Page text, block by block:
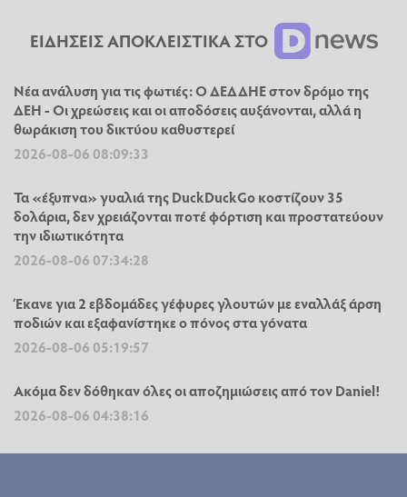
ΕΙΔΗΣΕΙΣ ΑΠΟΚΛΕΙΣΤΙΚΑ ΣΤΟ
Νέα ανάλυση για τις φωτιές: Ο ΔΕΔΔΗΕ στον δρόμο της
ΔΕΗ - Οι χρεώσεις και οι αποδόσεις αυξάνονται, αλλά η
θωράκιση του δικτύου καθυστερεί
2026-08-06 08:09:33
Τα «έξυπνα» γυαλιά της DuckDuckGo κοστίζουν 35
δολάρια, δεν χρειάζονται ποτέ φόρτιση και προστατεύουν
την ιδιωτικότητα
2026-08-06 07:34:28
Έκανε για 2 εβδομάδες γέφυρες γλουτών με εναλλάξ άρση
ποδιών και εξαφανίστηκε ο πόνος στα γόνατα
2026-08-06 05:19:57
Ακόμα δεν δόθηκαν όλες οι αποζημιώσεις από τον Daniel!
2026-08-06 04:38:16